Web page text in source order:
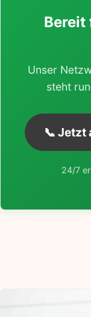
Bereit
Unser
steht
📞
24/7